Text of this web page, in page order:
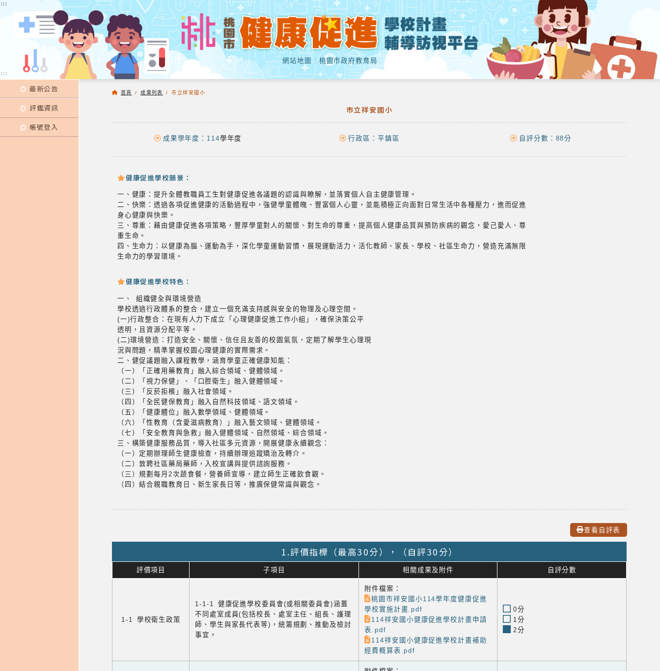
:::
網站地圖｜ 桃園市政府教育局
:::
最新公告
評鑑資訊
帳號登入
首頁 /成果列表 / 市立祥安國小
市立祥安國小
成果學年度：114學年度 行政區： 平鎮區 自評分數： 88分
健康促進學校願景：
一、健康：提升全體教職員工生對健康促進各議題的認識與瞭解，並落實個人自主健康管理。
二、快樂：透過各項促進健康的活動過程中，強健學童體魄、豐富個人心靈，並能積極正向面對日常生活中各種壓力，進而促進
身心健康與快樂。
三、尊重：藉由健康促進各項策略，豐厚學童對人的關懷、對生命的尊重，提高個人健康品質與預防疾病的觀念，愛己愛人、尊
重生命。
四、生命力：以健康為腦、運動為手，深化學童運動習慣，展現運動活力，活化教師、家長、學校、社區生命力，營造充滿無限
生命力的學習環境。
健康促進學校特色：
一、 組織健全與環境營造
學校透過行政體系的整合，建立一個充滿支持感與安全的物理及心理空間。
(一)行政整合：在現有人力下成立「心理健康促進工作小組」，確保決策公平
透明，且資源分配平等。
(二)環境營造：打造安全、關懷、信任且友善的校園氣氛，定期了解學生心理現
況與問題，精準掌握校園心理健康的實際需求。
二、健促議題融入課程教學，涵育學童正確健康知能：
（一）「正確用藥教育」融入綜合領域、健體領域。
（二）「視力保健」、「口腔衛生」融入健體領域。
（三）「反菸拒檳」融入社會領域。
（四）「全民健保教育」融入自然科技領域、語文領域。
（五）「健康體位」融入數學領域、健體領域。
（六）「性教育（含愛滋病教育）」融入藝文領域、健體領域。
（七）「安全教育與急救」融入健體領域、自然領域、綜合領域。
三、構築健康服務品質，導入社區多元資源，開展健康永續觀念：
（一）定期辦理師生健康檢查，持續辦理追蹤矯治及轉介。
（二）敦聘社區藥局藥師，入校宣講與提供諮詢服務。
（三）規劃每月2次蔬食餐，營養師宣導，建立師生正確飲食觀。
（四）結合親職教育日、新生家長日等，推廣保健常識與觀念。
查看自評表
1.評價指標（最高30分），（自評30分）
評價項目 子項目 相關成果及附件 自評分數
1-1 學校衛生政策
1-1-1 健康促進學校委員會(或相關委員會)涵蓋
不同處室成員(包括校長、處室主任、組長、護理
師、學生與家長代表等)，統籌規劃、推動及檢討
事宜。
附件檔案：
桃園市祥安國小114學年度健康促進
學校實施計畫.pdf
114祥安國小健康促進學校計畫申請
表.pdf
114祥安國小健康促進學校計畫補助
經費概算表.pdf
0分
1分
2分
:::